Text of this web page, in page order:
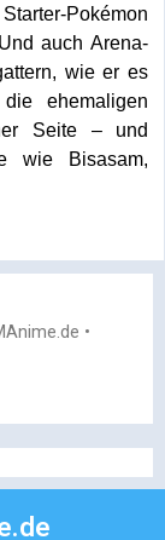
Pokémon
auch Arena-
wie er es
ehemaligen
Seite – und
wie Bisasam,
•